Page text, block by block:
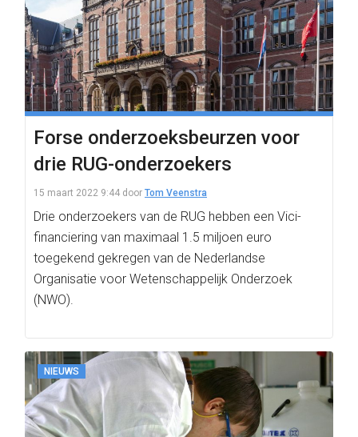
Forse onderzoeksbeurzen voor
drie RUG-onderzoekers
15 maart 2022 9:44 door Tom Veenstra
Drie onderzoekers van de RUG hebben een Vici-
financiering van maximaal 1.5 miljoen euro
toegekend gekregen van de Nederlandse
Organisatie voor Wetenschappelijk Onderzoek
(NWO).
NIEUWS